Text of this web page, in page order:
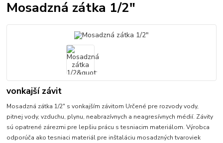
Mosadzná zátka 1/2"
vonkajší závit
Mosadzná zátka 1/2" s vonkajším závitom Určené pre rozvody vody,
pitnej vody, vzduchu, plynu, neabrazívnych a neagresívnych médií. Závity
sú opatrené zárezmi pre lepšiu prácu s tesniacim materiálom. Výrobca
odporúča ako tesniaci materiál pre inštaláciu mosadzných tvaroviek